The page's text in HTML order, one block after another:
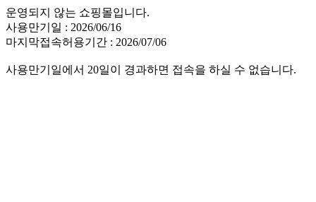
운영되지 않는 쇼핑몰입니다.
사용만기일 : 2026/06/16
마지막접속허용기간 : 2026/07/06
사용만기일에서 20일이 경과하면 접속을 하실 수 없습니다.